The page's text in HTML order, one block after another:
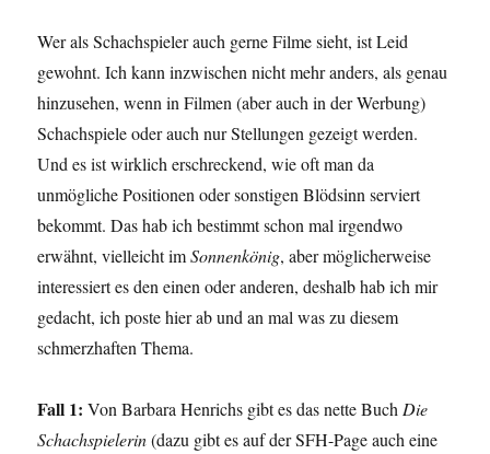
Wer als Schachspieler auch gerne Filme sieht, ist Leid
gewohnt. Ich kann inzwischen nicht mehr anders, als genau
hinzusehen, wenn in Filmen (aber auch in der Werbung)
Schachspiele oder auch nur Stellungen gezeigt werden.
Und es ist wirklich erschreckend, wie oft man da
unmögliche Positionen oder sonstigen Blödsinn serviert
bekommt. Das hab ich bestimmt schon mal irgendwo
erwähnt, vielleicht imSonnenkönig, aber möglicherweise
interessiert es den einen oder anderen, deshalb hab ich mir
gedacht, ich poste hier ab und an mal was zu diesem
schmerzhaften Thema.
Fall 1: Von Barbara Henrichs gibt es das nette Buch Die
Schachspielerin(dazu gibt es auf der SFH-Page auch eine